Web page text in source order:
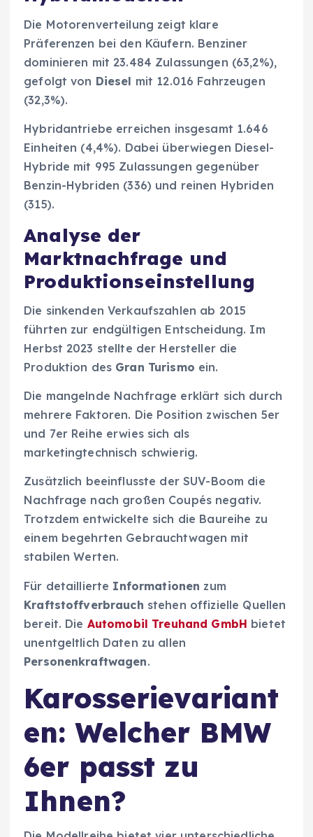
Die Motorenverteilung zeigt klare
Präferenzen bei den Käufern. Benziner
dominieren mit 23.484 Zulassungen (63,2%),
gefolgt von Diesel mit 12.016 Fahrzeugen
(32,3%).
Hybridantriebe erreichen insgesamt 1.646
Einheiten (4,4%). Dabei überwiegen Diesel-
Hybride mit 995 Zulassungen gegenüber
Benzin-Hybriden (336) und reinen Hybriden
(315).
Analyse der
Marktnachfrage und
Produktionseinstellung
Die sinkenden Verkaufszahlen ab 2015
führten zur endgültigen Entscheidung. Im
Herbst 2023 stellte der Hersteller die
Produktion des Gran Turismo ein.
Die mangelnde Nachfrage erklärt sich durch
mehrere Faktoren. Die Position zwischen 5er
und 7er Reihe erwies sich als
marketingtechnisch schwierig.
Zusätzlich beeinflusste der SUV-Boom die
Nachfrage nach großen Coupés negativ.
Trotzdem entwickelte sich die Baureihe zu
einem begehrten Gebrauchtwagen mit
stabilen Werten.
Für detaillierte Informationen zum
Kraftstoffverbrauch stehen offizielle Quellen
bereit. Die Automobil Treuhand GmbH bietet
unentgeltlich Daten zu allen
Personenkraftwagen.
Karosserievariant
en: Welcher BMW
6er passt zu
Ihnen?